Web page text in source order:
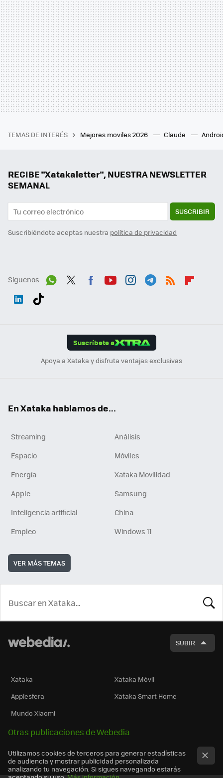
TEMAS DE INTERÉS Mejores moviles 2026 Claude
RECIBE "Xatakaletter", NUESTRA NEWSLETTER
SEMANAL
SUSCRIBIR
Suscribiéndote aceptas nuestra política de privacidad
Síguenos
Suscríbete a
Apoya a Xataka y disfruta ventajas exclusivas
En Xataka hablamos de...
Streaming
Análisis
Espacio
Móviles
Energía
Xataka Movilidad
Apple
Samsung
Inteligencia artificial
China
Empleo
Windows 11
VER MÁS TEMAS
SUBIR
Xataka
Xataka Móvil
Applesfera
Xataka Smart Home
Mundo Xiaomi
Otras publicaciones de Webedia
Utilizamos cookies de terceros para generar estadísticas
de audiencia y mostrar publicidad personalizada
analizando tu navegación. Si sigues navegando estarás